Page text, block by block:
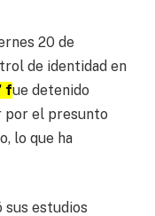
20 de
de identidad en
fue detenido
por el presunto
lo que ha
sus estudios